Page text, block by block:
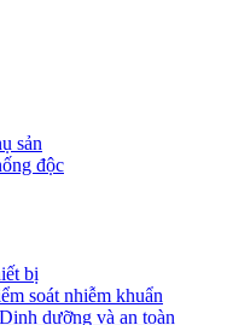
sản
độc
bị
soát nhiễm khuẩn
dưỡng và an toàn